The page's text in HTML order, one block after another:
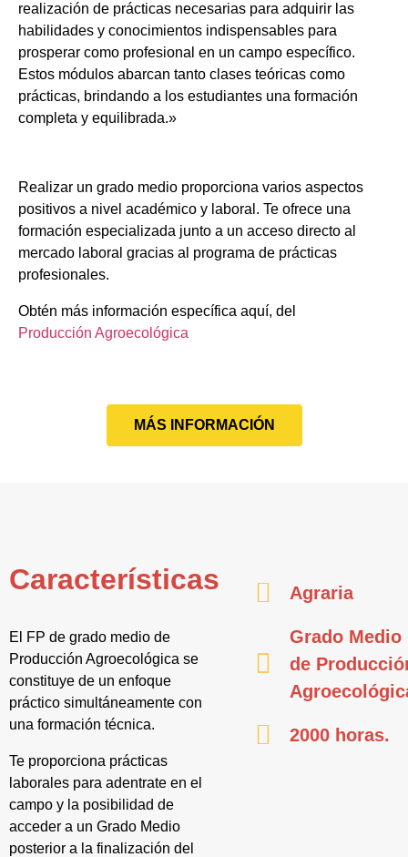
realización de prácticas necesarias para adquirir las
habilidades y conocimientos indispensables para
prosperar como profesional en un campo específico.
Estos módulos abarcan tanto clases teóricas como
prácticas, brindando a los estudiantes una formación
completa y equilibrada.»
Realizar un grado medio proporciona varios aspectos
positivos a nivel académico y laboral. Te ofrece una
formación especializada junto a un acceso directo al
mercado laboral gracias al programa de prácticas
profesionales.
Obtén más información específica aquí, del
Producción Agroecológica
MÁS INFORMACIÓN
Características
El FP de grado medio de
Producción Agroecológica se
constituye de un enfoque
práctico simultáneamente con
una formación técnica.
Te proporciona prácticas
laborales para adentrate en el
campo y la posibilidad de
acceder a un Grado Medio
posterior a la finalización del
Agraria
Grado Medio
de
2000 horas.